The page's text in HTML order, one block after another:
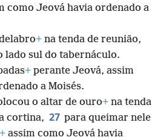
como Jeová havia ordenado a
+ na tenda de reunião,
lado sul do tabernáculo.
+ perante Jeová, assim
a Moisés.
o altar de ouro+ na tenda
cortina, 27 para queimar nele
+ assim como Jeová havia